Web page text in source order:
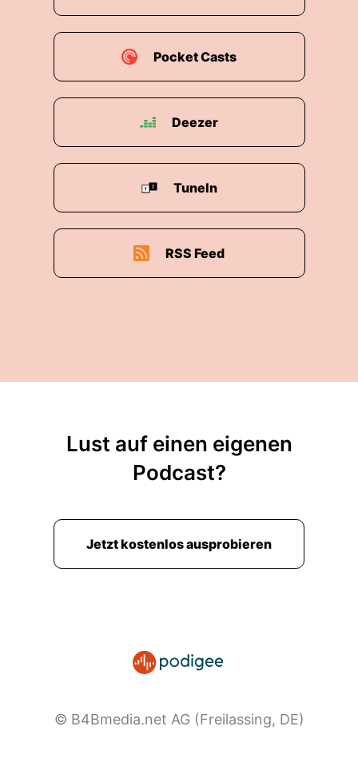
Pocket Casts
Deezer
TuneIn
RSS Feed
Lust auf einen eigenen
Podcast?
Jetzt kostenlos ausprobieren
© B4Bmedia.net AG (Freilassing, DE)